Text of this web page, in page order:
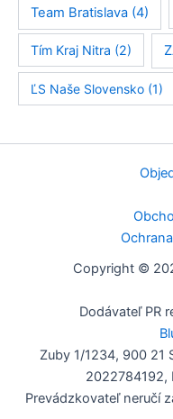
Team Bratislava (4)
Tím Kraj Nitra (2)
ĽS Naše Slovensko(1)
Copyright ©
Dodávateľ PR
Zuby 1/1234, 900 21
2022784192,
Prevádzkovateľ neručí